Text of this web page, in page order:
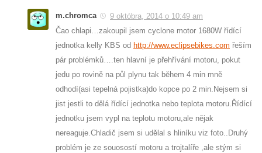
m.chromca
9 októbra, 2014 o 10:49 am
Čao chlapi…zakoupil jsem cyclone motor 1680W řídící
jednotka kelly KBS od http://www.eclipsebikes.com řeším
pár problémků….ten hlavní je přehřívání motoru, pokut
jedu po rovině na půl plynu tak během 4 min mně
odhodí(asi tepelná pojistka)do kopce po 2 min.Nejsem si
jist jestli to dělá řídící jednotka nebo teplota motoru.Řídící
jednotku jsem vypl na teplotu motoru,ale nějak
nereaguje.Chladič jsem si udělal s hliníku viz foto..Druhý
problém je ze souosostí motoru a trojtalíře ,ale stým si